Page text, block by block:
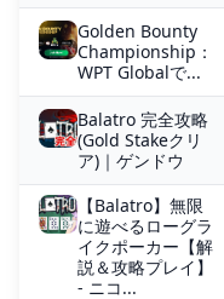
Golden Bounty
Championship：
WPT​​ Globalで...
Balatro 完全攻略
(Gold Stakeクリ
ア)｜ゲンドウ
【Balatro】無限
に遊べるローグラ
イクポーカー【解
説＆攻略プレイ】
- ニコ...